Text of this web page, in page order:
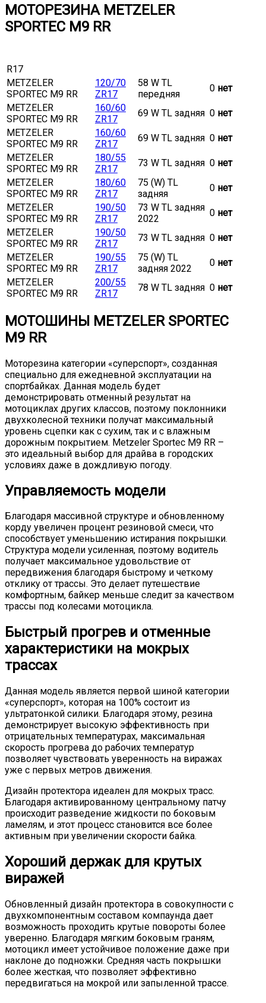
МОТОРЕЗИНА METZELER
SPORTEC M9 RR
R17
METZELER
SPORTEC M9 RR
120/70
ZR17
58 W TL
передняя
0 нет
METZELER
SPORTEC M9 RR
160/60
ZR17
69 W TL задняя 0 нет
METZELER
SPORTEC M9 RR
160/60
ZR17
69 W TL задняя 0 нет
METZELER
SPORTEC M9 RR
180/55
ZR17
73 W TL задняя 0 нет
METZELER
SPORTEC M9 RR
180/60
ZR17
75 (W) TL
задняя
0 нет
METZELER
SPORTEC M9 RR
190/50
ZR17
73 W TL задняя
2022
0 нет
METZELER
SPORTEC M9 RR
190/50
ZR17
73 W TL задняя 0 нет
METZELER
SPORTEC M9 RR
190/55
ZR17
75 (W) TL
задняя 2022
0 нет
METZELER
SPORTEC M9 RR
200/55
ZR17
78 W TL задняя 0 нет
МОТОШИНЫ METZELER SPORTEC
M9 RR
Моторезина категории «суперспорт», созданная
специально для ежедневной эксплуатации на
спортбайках. Данная модель будет
демонстрировать отменный результат на
мотоциклах других классов, поэтому поклонники
двухколесной техники получат максимальный
уровень сцепки как с сухим, так и с влажным
дорожным покрытием. Metzeler Sportec M9 RR –
это идеальный выбор для драйва в городских
условиях даже в дождливую погоду.
Управляемость модели
Благодаря массивной структуре и обновленному
корду увеличен процент резиновой смеси, что
способствует уменьшению истирания покрышки.
Структура модели усиленная, поэтому водитель
получает максимальное удовольствие от
передвижения благодаря быстрому и четкому
отклику от трассы. Это делает путешествие
комфортным, байкер меньше следит за качеством
трассы под колесами мотоцикла.
Быстрый прогрев и отменные
характеристики на мокрых
трассах
Данная модель является первой шиной категории
«суперспорт», которая на 100% состоит из
ультратонкой силики. Благодаря этому, резина
демонстрирует высокую эффективность при
отрицательных температурах, максимальная
скорость прогрева до рабочих температур
позволяет чувствовать уверенность на виражах
уже с первых метров движения.
Дизайн протектора идеален для мокрых трасс.
Благодаря активированному центральному патчу
происходит разведение жидкости по боковым
ламелям, и этот процесс становится все более
активным при увеличении скорости байка.
Хороший держак для крутых
виражей
Обновленный дизайн протектора в совокупности с
двухкомпонентным составом компаунда дает
возможность проходить крутые повороты более
уверенно. Благодаря мягким боковым граням,
мотоцикл имеет устойчивое положение даже при
наклоне до подножки. Средняя часть покрышки
более жесткая, что позволяет эффективно
передвигаться на мокрой или запыленной трассе.